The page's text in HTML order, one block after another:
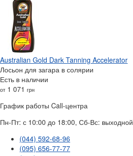
Australian Gold Dark Tanning Accelerator
Лосьон для загара в солярии
Есть в наличии
от 1 071 грн
График работы Call-центра
Пн-Пт: с 10:00 до 18:00, Сб-Вс: выходной
(044) 592-68-96
(095) 656-77-77